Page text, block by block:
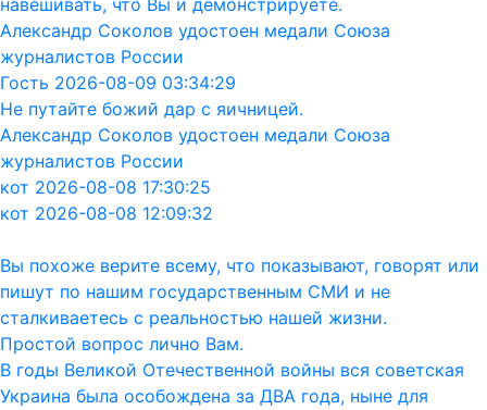
навешивать, что Вы и демонстрируете.
Александр Соколов удостоен медали Союза
журналистов России
Гость 2026-08-09 03:34:29
Не путайте божий дар с яичницей.
Александр Соколов удостоен медали Союза
журналистов России
кот 2026-08-08 17:30:25
кот 2026-08-08 12:09:32
Вы похоже верите всему, что показывают, говорят или
пишут по нашим государственным СМИ и не
сталкиваетесь с реальностью нашей жизни.
Простой вопрос лично Вам.
В годы Великой Отечественной войны вся советская
Украина была особождена за ДВА года, ныне для